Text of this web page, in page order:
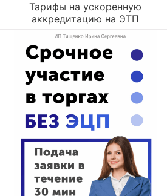
Тарифы на ускоренную
аккредитацию на ЭТП